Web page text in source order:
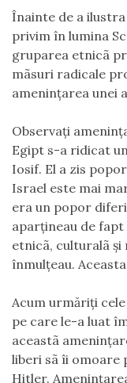
Înainte de a
privim în lumina
gruparea etnicã
mãsuri radicale
ameninţarea unei
Observaţi
Egipt s-a ridicat
Iosif. El a zis
Israel este mai
era un popor
aparţineau de
etnicã, culturalã şi
înmulţeau.
Acum urmăriţi
pe care le-a luat
aceastã
liberi sã îi omoare
Hitler.